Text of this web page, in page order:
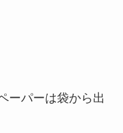
ーパーは袋から出